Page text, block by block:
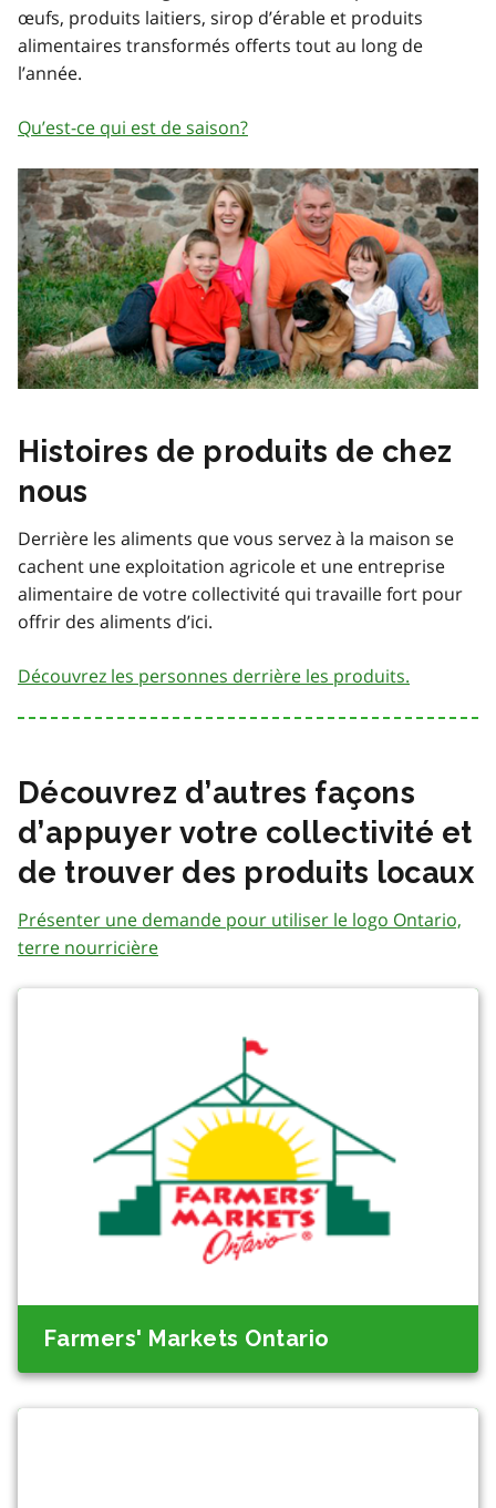
œufs, produits laitiers, sirop d’érable et produits
alimentaires transformés offerts tout au long de
l’année.
Qu’est-ce qui est de saison?
Histoires de produits de chez
nous
Derrière les aliments que vous servez à la maison se
cachent une exploitation agricole et une entreprise
alimentaire de votre collectivité qui travaille fort pour
offrir des aliments d’ici.
Découvrez les personnes derrière les produits.
Découvrez d’autres façons
d’appuyer votre collectivité et
de trouver des produits locaux
Présenter une demande pour utiliser le logo Ontario,
terre nourricière
Farmers' Markets Ontario